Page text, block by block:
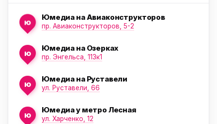
ю
Юмедиа на Авиаконструкторов
пр. Авиаконструкторов, 5-2
ю
Юмедиа на Озерках
пр. Энгельса, 113к1
ю
Юмедиа на Руставели
ул. Руставели, 66
ю
Юмедиа у метро Лесная
ул. Харченко, 12